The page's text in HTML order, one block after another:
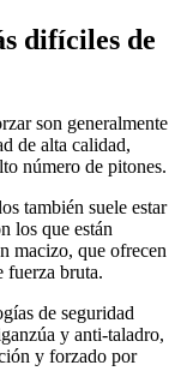
difíciles de
son generalmente
de alta calidad,
número de pitones.
también suele estar
los que están
macizo, que ofrecen
fuerza bruta.
de seguridad
y anti-taladro,
y forzado por